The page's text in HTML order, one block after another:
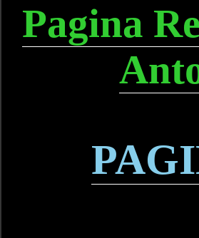
Pagina